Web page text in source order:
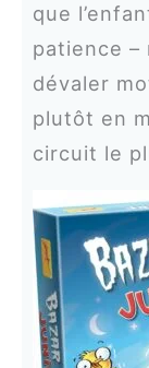
que
patience –
dévaler
plutôt en
circuit le